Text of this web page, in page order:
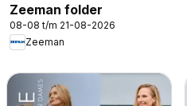
Zeeman folder
08-08 t/m 21-08-2026
Zeeman